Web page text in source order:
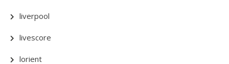
liverpool
livescore
lorient